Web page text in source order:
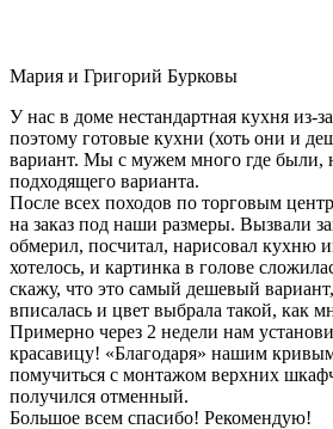
Мария и Григорий Бурковы
У нас в доме нестандартная кухня из-
поэтому готовые кухни (хоть они и
вариант. Мы с мужем много где были,
подходящего варианта.
После всех походов по торговым
на заказ под наши размеры. Вызвали
обмерил, посчитал, нарисовал кухню
хотелось, и картинка в голове
скажу, что это самый дешевый
вписалась и цвет выбрала такой, как
Примерно через 2 недели нам
красавицу! «Благодаря» нашим
помучиться с монтажом верхних
получился отменный.
Большое всем спасибо! Рекомендую!